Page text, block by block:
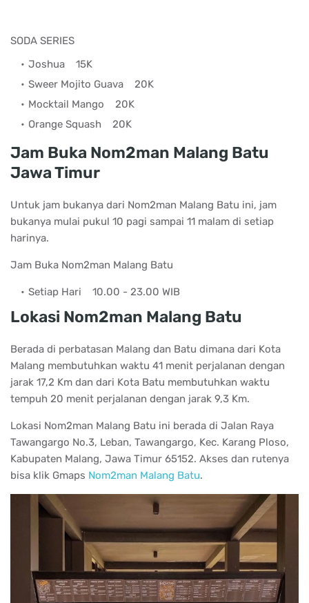
SODA SERIES
Joshua 15K
Sweer Mojito Guava 20K
Mocktail Mango 20K
Orange Squash 20K
Jam Buka Nom2man Malang Batu
Jawa Timur
Untuk jam bukanya dari Nom2man Malang Batu ini, jam
bukanya mulai pukul 10 pagi sampai 11 malam di setiap
harinya.
Jam Buka Nom2man Malang Batu
Setiap Hari 10.00 - 23.00 WIB
Lokasi Nom2man Malang Batu
Berada di perbatasan Malang dan Batu dimana dari Kota
Malang membutuhkan waktu 41 menit perjalanan dengan
jarak 17,2 Km dan dari Kota Batu membutuhkan waktu
tempuh 20 menit perjalanan dengan jarak 9,3 Km.
Lokasi Nom2man Malang Batu ini berada di Jalan Raya
Tawangargo No.3, Leban, Tawangargo, Kec. Karang Ploso,
Kabupaten Malang, Jawa Timur 65152. Akses dan rutenya
bisa klik Gmaps Nom2man Malang Batu.